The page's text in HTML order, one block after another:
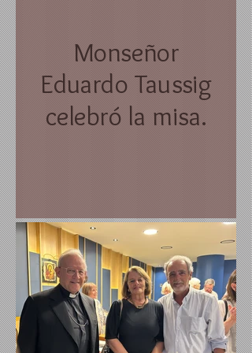
Monseñor
Eduardo Taussig
celebró la misa.